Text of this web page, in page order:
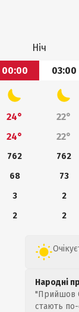
Ніч
00:00
03:00
24° 22°
24°
22°
762 762
68
73
3
2
2
2
Народні
"Прийшов
стають